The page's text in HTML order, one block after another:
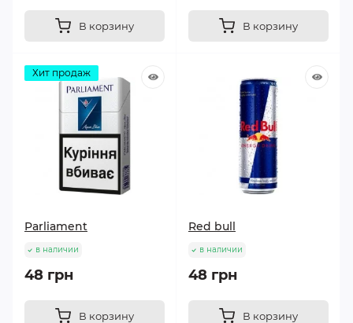
В корзину В корзину
Хит продаж
Parliament
в наличии
48 грн
В корзину
Red bull
в наличии
48 грн
В корзину